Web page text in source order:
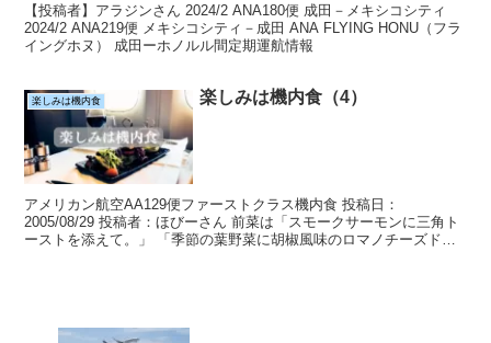
【投稿者】アラジンさん 2024/2 ANA180便 成田－メキシコシティ
2024/2 ANA219便 メキシコシティ－成田 ANA FLYING HONU（フラ
イングホヌ） 成田ーホノルル間定期運航情報
楽しみは機内食 楽しみは機内食（4）
アメリカン航空AA129便ファーストクラス機内食 投稿日：
2005/08/29 投稿者：ほびーさん 前菜は「スモークサーモンに三角ト
ーストを添えて。」 「季節の葉野菜に胡椒風味のロマノチーズドレ